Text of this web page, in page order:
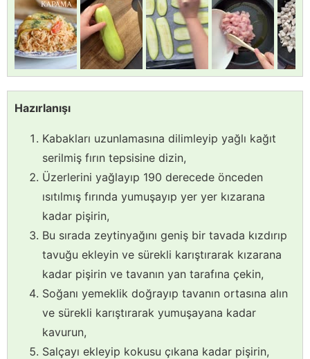
Hazırlanışı
Kabakları uzunlamasına dilimleyip yağlı kağıt
serilmiş fırın tepsisine dizin,
Üzerlerini yağlayıp 190 derecede önceden
ısıtılmış fırında yumuşayıp yer yer kızarana
kadar pişirin,
Bu sırada zeytinyağını geniş bir tavada kızdırıp
tavuğu ekleyin ve sürekli karıştırarak kızarana
kadar pişirin ve tavanın yan tarafına çekin,
Soğanı yemeklik doğrayıp tavanın ortasına alın
ve sürekli karıştırarak yumuşayana kadar
kavurun,
Salçayı ekleyip kokusu çıkana kadar pişirin,